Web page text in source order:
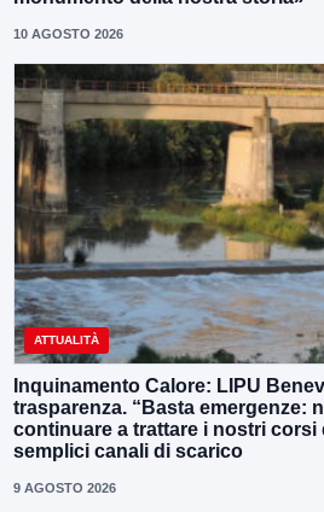
10 AGOSTO 2026
ATTUALITÀ
Inquinamento Calore: LIPU
trasparenza. “Basta emergenze:
continuare a trattare i nostri corsi
semplici canali di scarico
9 AGOSTO 2026